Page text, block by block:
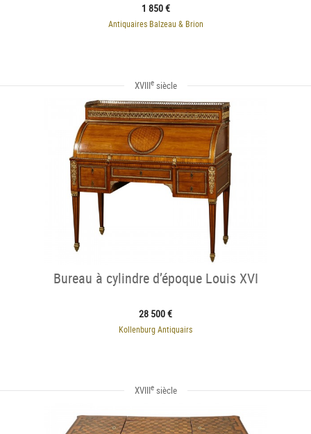
1 850 €
Antiquaires Balzeau & Brion
XVIIIesiècle
Bureau à cylindre d’époque Louis XVI
28 500 €
Kollenburg Antiquairs
XVIIIesiècle